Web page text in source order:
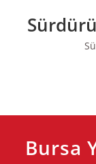
content
Bursa